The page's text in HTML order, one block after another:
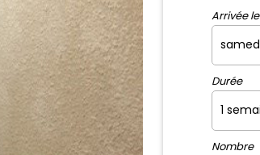
Arrivée le
Durée
Nombre